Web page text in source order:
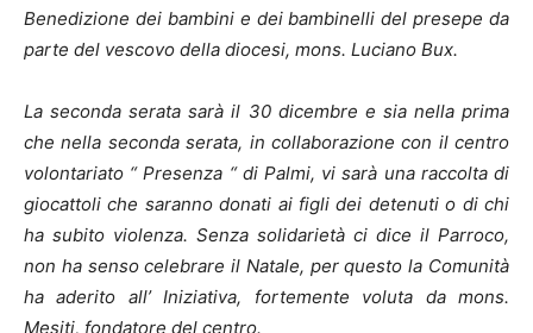
Benedizione dei bambini e dei bambinelli del presepe da
parte del vescovo della diocesi, mons. Luciano Bux.
La seconda serata sarà il 30 dicembre e sia nella prima
che nella seconda serata, in collaborazione con il centro
volontariato “ Presenza “ di Palmi, vi sarà una raccolta di
giocattoli che saranno donati ai figli dei detenuti o di chi
ha subito violenza. Senza solidarietà ci dice il Parroco,
non ha senso celebrare il Natale, per questo la Comunità
ha aderito all’ Iniziativa, fortemente voluta da mons.
Mesiti, fondatore del centro.